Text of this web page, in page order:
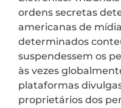
ordens secretas
americanas de
determinados
suspendessem os
às vezes
plataformas
proprietários dos